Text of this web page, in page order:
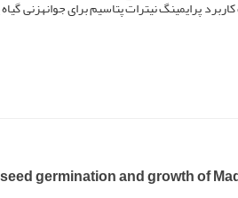
پرایمینگ نیترات پتاسیم برای جوانه­زنی
germination and growth of